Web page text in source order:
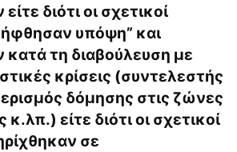
διότι οι σχετικοί
υπόψη” και
τη διαβούλευση με
κρίσεις (συντελεστής
δόμησης στις ζώνες
είτε διότι οι σχετικοί
σε